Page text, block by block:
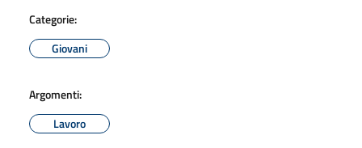
Categorie:
Giovani
Argomenti:
Lavoro